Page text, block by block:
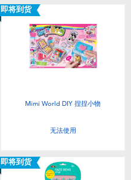
即将到货
Mimi World DIY 捏捏小物
无法使用
即将到货